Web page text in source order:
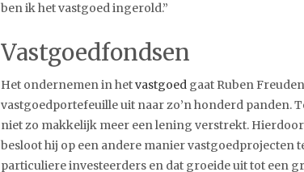
ben ik het vastgoed ingerold.”
Vastgoedfondsen
Het ondernemen in hetvastgoed gaat Ruben
vastgoedportefeuille uit naar zo’n honderd panden.
niet zo makkelijk meer een lening verstrekt.
besloot hij op een andere manier vastgoedprojecten
particuliere investeerders en dat groeide uit tot een